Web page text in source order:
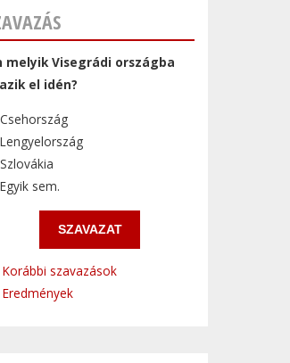
melyik Visegrádi országba
el idén?
Csehország
Lengyelország
Szlovákia
Egyik sem.
Korábbi szavazások
Eredmények